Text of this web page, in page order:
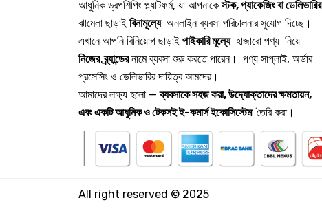
আধুনিক ড্রপশিপিং প্ল্যাটফর্ম, যা আপনাকেস্টক, প্যাকেজিং বা ডেলিভারির
ঝামেলা ছাড়াই বিনামূল্যেঅনলাইন ব্যবসা পরিচালনার সুযোগ দিচ্ছে।
এখানে আপনি বিনিয়োগ ছাড়াই পাইকারি মূল্যেহাজারো পণ্য নিয়ে
নিজের ব্র্যান্ডেরনামে ব্যবসা শুরু করতে পারেন। পণ্য সাপ্লাই, অর্ডার
প্রসেসিং ও ডেলিভারির দায়িত্ব আমদের।
আমাদের লক্ষ্য হলো —ব্যবসাকে সহজ করা, উদ্যোক্তাদের ক্ষমতায়ন,
এবং একটি আধুনিক ও টেকসই ই-কমার্স ইকোসিস্টেম তৈরি করা।
All right reserved © 2025